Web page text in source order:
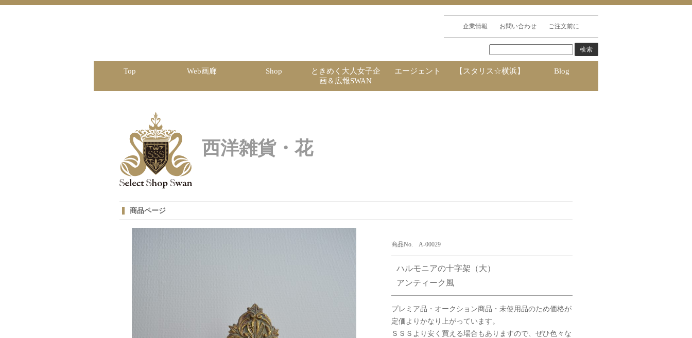
企業情報 お問い合わせ ご注文前に
Top Web画廊 Shop
ときめく大人女子企
画＆広報SWAN
エージェント 【スタリス☆横浜】 Blog
西洋雑貨・花
商品ページ
商品No. A-00029
ハルモニアの十字架（大）
アンティーク風
プレミア品・オークション商品・未使用品のため価格が
定価よりかなり上がっています。
ＳＳＳより安く買える場合もありますので、ぜひ色々な